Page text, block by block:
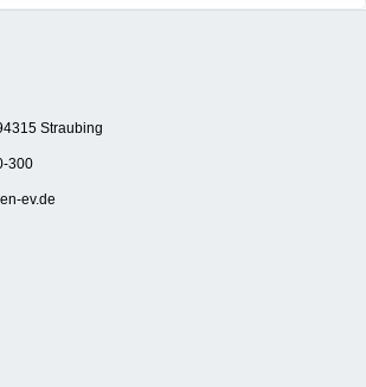
Straubing
300
ev.de